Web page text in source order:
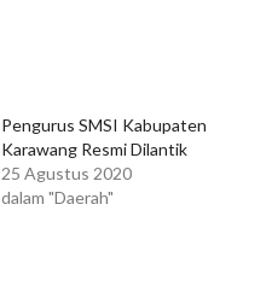
Pengurus SMSI Kabupaten
Karawang Resmi Dilantik
25 Agustus 2020
dalam "Daerah"